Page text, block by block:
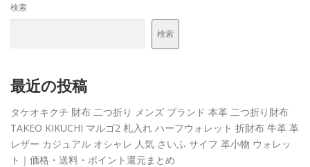
検索
検索
最近の投稿
タケオキクチ 財布 二つ折り メンズ ブランド 本革 二つ折り財布
TAKEO KIKUCHI マルゴ2 札入れ ハーフウォレット 折財布 牛革 革
レザー カジュアル オシャレ 人気 さいふ サイフ 革小物 ウォレッ
ト｜価格・送料・ポイント還元まとめ